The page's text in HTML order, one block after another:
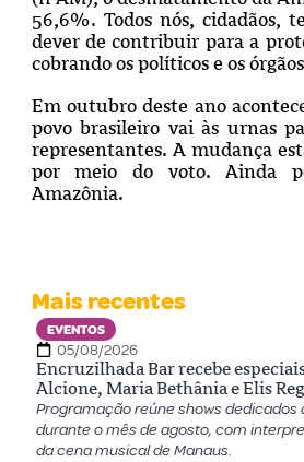
56,6%. Todos nós, cidadãos,
dever de contribuir para a
cobrando os políticos e os
Em outubro deste ano
povo brasileiro vai às urnas
representantes. A mudança
por meio do voto. Ainda
Amazônia.
Mais recentes
EVENTOS
05/08/2026
Encruzilhada Bar recebe
Alcione, Maria Bethânia e Elis
Programação reúne shows dedicados
durante o mês de agosto, com
da cena musical de Manaus.